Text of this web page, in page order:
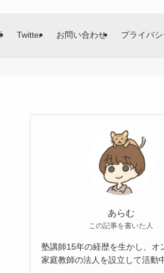
Twitter お問い合わせ プライバ
あらむ
この記事を書いた人
塾講師15年の経歴を生かし、オ
家庭教師の法人を設立して活動